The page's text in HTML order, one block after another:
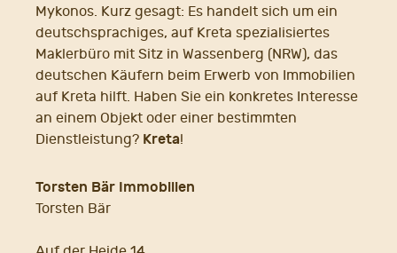
Mykonos. Kurz gesagt: Es handelt sich um ein
deutschsprachiges, auf Kreta spezialisiertes
Maklerbüro mit Sitz in Wassenberg (NRW), das
deutschen Käufern beim Erwerb von Immobilien
auf Kreta hilft. Haben Sie ein konkretes Interesse
an einem Objekt oder einer bestimmten
Dienstleistung? Kreta!
Torsten Bär Immobilien
Torsten Bär